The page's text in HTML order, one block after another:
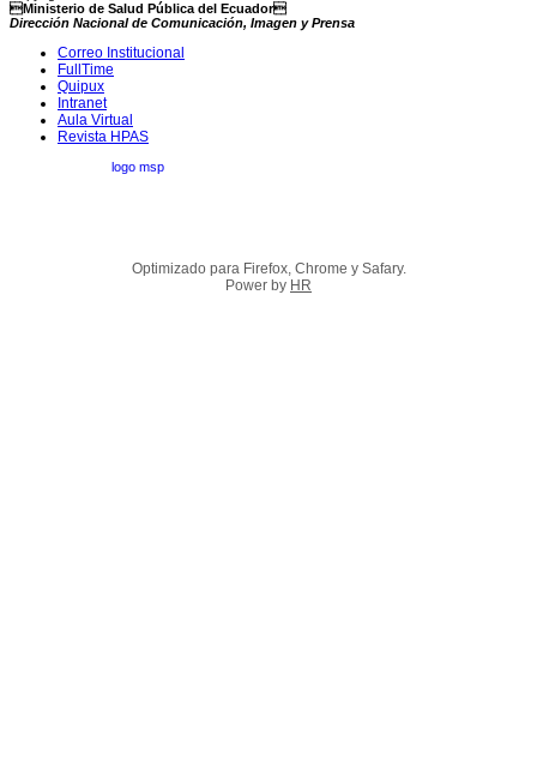
Ministerio de Salud Pública del Ecuador
Dirección Nacional de Comunicación, Imagen y Prensa
Correo Institucional
FullTime
Quipux
Intranet
Aula Virtual
Revista HPAS
Optimizado para Firefox, Chrome y Safary.
Power by HR